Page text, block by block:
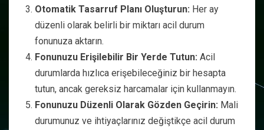
Otomatik Tasarruf Planı Oluşturun: Her ay
düzenli olarak belirli bir miktarı acil durum
fonunuza aktarın.
Fonunuzu Erişilebilir Bir Yerde Tutun: Acil
durumlarda hızlıca erişebileceğiniz bir hesapta
tutun, ancak gereksiz harcamalar için kullanmayın.
Fonunuzu Düzenli Olarak Gözden Geçirin: Mali
durumunuz ve ihtiyaçlarınız değiştikçe acil durum